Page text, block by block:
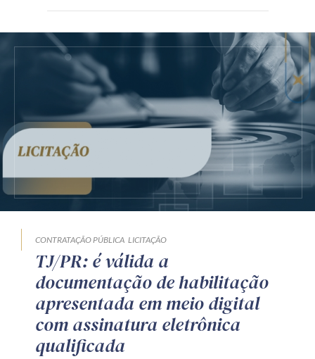
CONTRATAÇÃO PÚBLICA LICITAÇÃO
TJ/PR: é válida a
documentação de habilitação
apresentada em meio digital
com assinatura eletrônica
qualificada